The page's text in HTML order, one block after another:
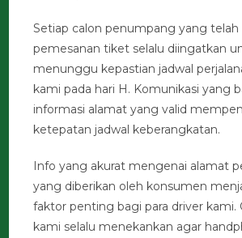
Setiap calon penumpang yang telah
pemesanan tiket selalu diingatkan
menunggu kepastian jadwal
kami pada hari H. Komunikasi yang
informasi alamat yang valid
ketepatan jadwal keberangkatan.
Info yang akurat mengenai alamat
yang diberikan oleh konsumen
faktor penting bagi para driver kami.
kami selalu menekankan agar